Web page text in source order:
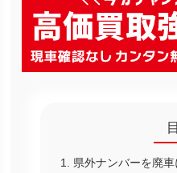
県外ナンバーを廃